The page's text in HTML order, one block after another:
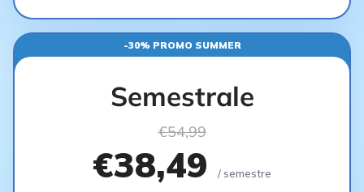
-30% PROMO SUMMER
Semestrale
€54,99
€38,49 / semestre